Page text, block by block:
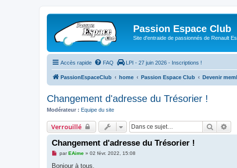
Passion Espace Club
Site d'entraide de passionnés de Renault
Accès rapide FAQ LPI - 27 juin 2026 - Inscriptions !
PassionEspaceClub home Passion Espace Club Devenir
Changement d'adresse du Trésorier !
Modérateur : Equipe du site
Verrouillé
Changement d'adresse du Trésorier !
M
s
parEAime» 02 févr. 2022, 15:08
Bonjour à tous,